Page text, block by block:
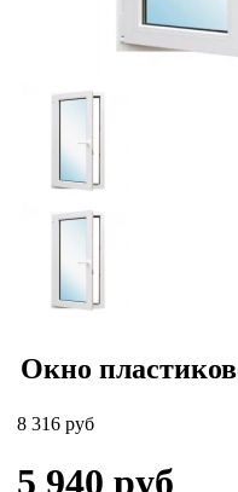
Окно
8 316 руб
5 940 руб